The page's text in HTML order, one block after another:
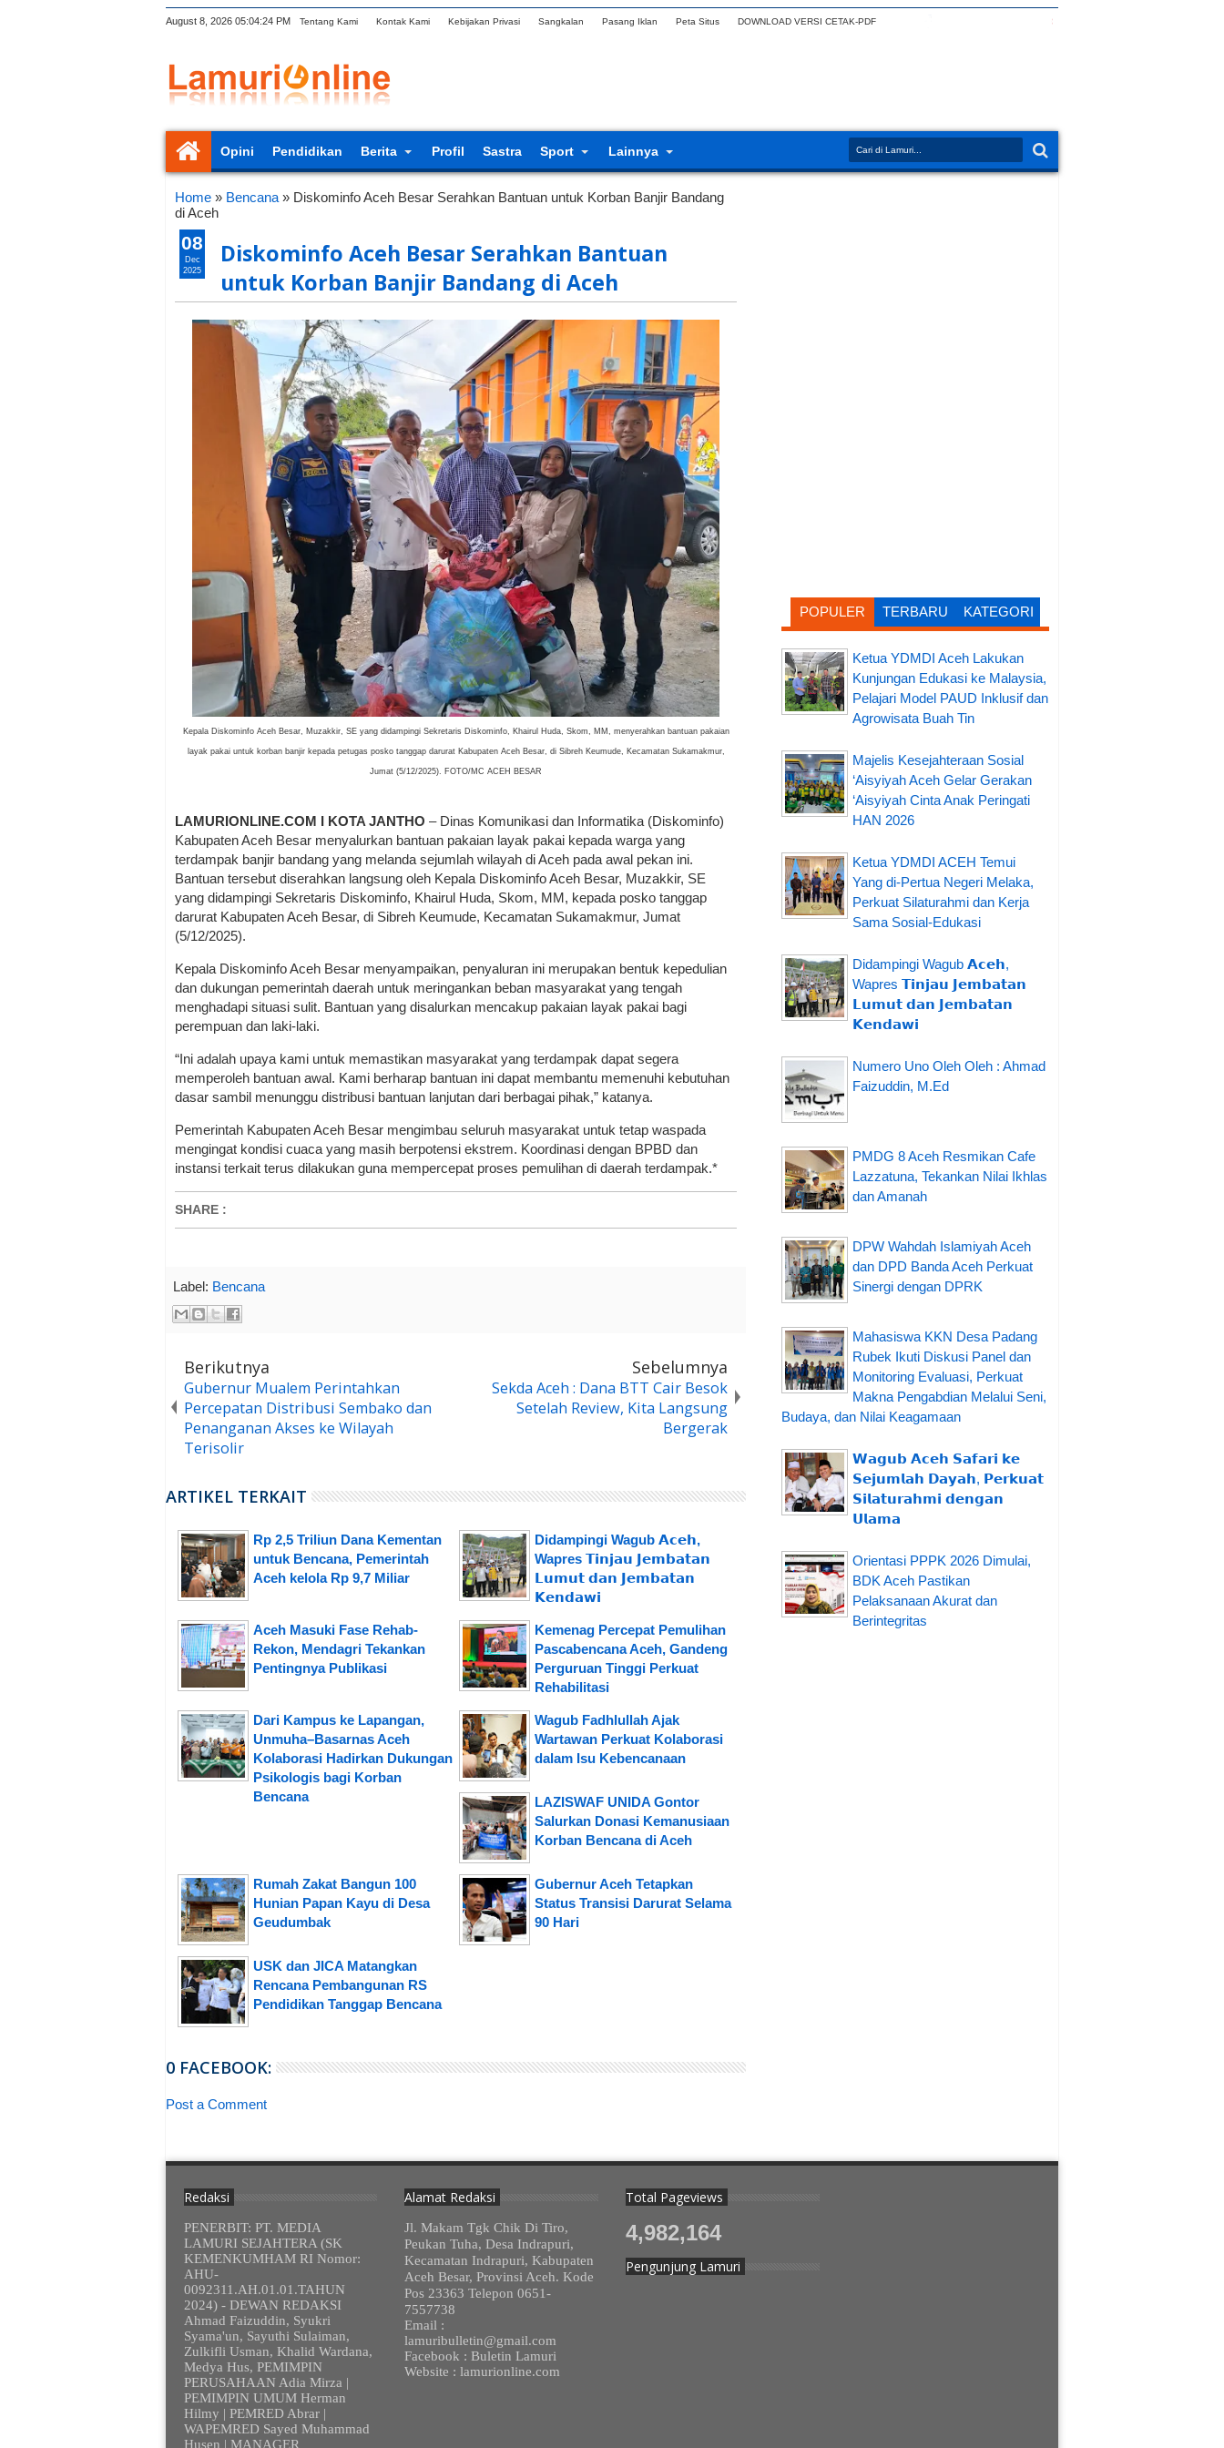
August 8, 2026 05:04:25 PM Tentang Kami Kontak Kami Kebijakan Privasi Sangkalan Pasang Iklan Peta Situs DOWNLOAD VERSI CETAK-PDF
Opini Pendidikan Berita Profil Sastra Sport Lainnya
Home » Bencana » Diskominfo Aceh Besar Serahkan Bantuan untuk Korban Banjir Bandang
di Aceh
Diskominfo Aceh Besar Serahkan Bantuan
untuk Korban Banjir Bandang di Aceh
Kepala Diskominfo Aceh Besar, Muzakkir, SE yang didampingi Sekretaris Diskominfo, Khairul Huda, Skom, MM, menyerahkan bantuan pakaian
layak pakai untuk korban banjir kepada petugas posko tanggap darurat Kabupaten Aceh Besar, di Sibreh Keumude, Kecamatan Sukamakmur,
Jumat (5/12/2025). FOTO/MC ACEH BESAR
LAMURIONLINE.COM I KOTA JANTHO – Dinas Komunikasi dan Informatika (Diskominfo)
Kabupaten Aceh Besar menyalurkan bantuan pakaian layak pakai kepada warga yang
terdampak banjir bandang yang melanda sejumlah wilayah di Aceh pada awal pekan ini.
Bantuan tersebut diserahkan langsung oleh Kepala Diskominfo Aceh Besar, Muzakkir, SE
yang didampingi Sekretaris Diskominfo, Khairul Huda, Skom, MM, kepada posko tanggap
darurat Kabupaten Aceh Besar, di Sibreh Keumude, Kecamatan Sukamakmur, Jumat
(5/12/2025).
Kepala Diskominfo Aceh Besar menyampaikan, penyaluran ini merupakan bentuk kepedulian
dan dukungan pemerintah daerah untuk meringankan beban masyarakat yang tengah
menghadapi situasi sulit. Bantuan yang disalurkan mencakup pakaian layak pakai bagi
perempuan dan laki-laki.
“Ini adalah upaya kami untuk memastikan masyarakat yang terdampak dapat segera
memperoleh bantuan awal. Kami berharap bantuan ini dapat membantu memenuhi kebutuhan
dasar sambil menunggu distribusi bantuan lanjutan dari berbagai pihak,” katanya.
Pemerintah Kabupaten Aceh Besar mengimbau seluruh masyarakat untuk tetap waspada
mengingat kondisi cuaca yang masih berpotensi ekstrem. Koordinasi dengan BPBD dan
instansi terkait terus dilakukan guna mempercepat proses pemulihan di daerah terdampak.*
SHARE :
08
Dec
2025
Label: Bencana
Berikutnya
Gubernur Mualem Perintahkan
Percepatan Distribusi Sembako dan
Penanganan Akses ke Wilayah
Terisolir
Sebelumnya
Sekda Aceh : Dana BTT Cair Besok
Setelah Review, Kita Langsung
Bergerak
ARTIKEL TERKAIT
Rp 2,5 Triliun Dana Kementan
untuk Bencana, Pemerintah
Aceh kelola Rp 9,7 Miliar
Didampingi Wagub 𝗔𝗰𝗲𝗵,
Wapres 𝗧𝗶𝗻𝗷𝗮𝘂 𝗝𝗲𝗺𝗯𝗮𝘁𝗮𝗻
𝗟𝘂𝗺𝘂𝘁 𝗱𝗮𝗻 𝗝𝗲𝗺𝗯𝗮𝘁𝗮𝗻
𝗞𝗲𝗻𝗱𝗮𝘄𝗶
Aceh Masuki Fase Rehab-
Rekon, Mendagri Tekankan
Pentingnya Publikasi
Kemenag Percepat Pemulihan
Pascabencana Aceh, Gandeng
Perguruan Tinggi Perkuat
Rehabilitasi
Dari Kampus ke Lapangan,
Unmuha–Basarnas Aceh
Kolaborasi Hadirkan Dukungan
Psikologis bagi Korban
Bencana
Wagub Fadhlullah Ajak
Wartawan Perkuat Kolaborasi
dalam Isu Kebencanaan
LAZISWAF UNIDA Gontor
Salurkan Donasi Kemanusiaan
Korban Bencana di Aceh
Rumah Zakat Bangun 100
Hunian Papan Kayu di Desa
Geudumbak
Gubernur Aceh Tetapkan
Status Transisi Darurat Selama
90 Hari
USK dan JICA Matangkan
Rencana Pembangunan RS
Pendidikan Tanggap Bencana
0 FACEBOOK:
Post a Comment
POPULER TERBARU KATEGORI
Ketua YDMDI Aceh Lakukan
Kunjungan Edukasi ke Malaysia,
Pelajari Model PAUD Inklusif dan
Agrowisata Buah Tin
Majelis Kesejahteraan Sosial
‘Aisyiyah Aceh Gelar Gerakan
‘Aisyiyah Cinta Anak Peringati
HAN 2026
Ketua YDMDI ACEH Temui
Yang di-Pertua Negeri Melaka,
Perkuat Silaturahmi dan Kerja
Sama Sosial-Edukasi
Didampingi Wagub 𝗔𝗰𝗲𝗵,
Wapres 𝗧𝗶𝗻𝗷𝗮𝘂 𝗝𝗲𝗺𝗯𝗮𝘁𝗮𝗻
𝗟𝘂𝗺𝘂𝘁 𝗱𝗮𝗻 𝗝𝗲𝗺𝗯𝗮𝘁𝗮𝗻
𝗞𝗲𝗻𝗱𝗮𝘄𝗶
Numero Uno Oleh Oleh : Ahmad
Faizuddin, M.Ed
PMDG 8 Aceh Resmikan Cafe
Lazzatuna, Tekankan Nilai Ikhlas
dan Amanah
DPW Wahdah Islamiyah Aceh
dan DPD Banda Aceh Perkuat
Sinergi dengan DPRK
Mahasiswa KKN Desa Padang
Rubek Ikuti Diskusi Panel dan
Monitoring Evaluasi, Perkuat
Makna Pengabdian Melalui Seni,
Budaya, dan Nilai Keagamaan
𝗪𝗮𝗴𝘂𝗯 𝗔𝗰𝗲𝗵 𝗦𝗮𝗳𝗮𝗿𝗶 𝗸𝗲
𝗦𝗲𝗷𝘂𝗺𝗹𝗮𝗵 𝗗𝗮𝘆𝗮𝗵, 𝗣𝗲𝗿𝗸𝘂𝗮𝘁
𝗦𝗶𝗹𝗮𝘁𝘂𝗿𝗮𝗵𝗺𝗶 𝗱𝗲𝗻𝗴𝗮𝗻
𝗨𝗹𝗮𝗺𝗮
Orientasi PPPK 2026 Dimulai,
BDK Aceh Pastikan
Pelaksanaan Akurat dan
Berintegritas
Redaksi
PENERBIT: PT. MEDIA
LAMURI SEJAHTERA (SK
KEMENKUMHAM RI Nomor:
AHU-
0092311.AH.01.01.TAHUN
2024) - DEWAN REDAKSI
Ahmad Faizuddin, Syukri
Syama'un, Sayuthi Sulaiman,
Zulkifli Usman, Khalid Wardana,
Medya Hus, PEMIMPIN
PERUSAHAAN Adia Mirza |
PEMIMPIN UMUM Herman
Hilmy | PEMRED Abrar |
WAPEMRED Sayed Muhammad
Husen | MANAGER
Alamat Redaksi
Jl. Makam Tgk Chik Di Tiro,
Peukan Tuha, Desa Indrapuri,
Kecamatan Indrapuri, Kabupaten
Aceh Besar, Provinsi Aceh. Kode
Pos 23363 Telepon 0651-
7557738
Email :
lamuribulletin@gmail.com
Facebook : Buletin Lamuri
Website : lamurionline.com
Total Pageviews
4,982,164
Pengunjung Lamuri